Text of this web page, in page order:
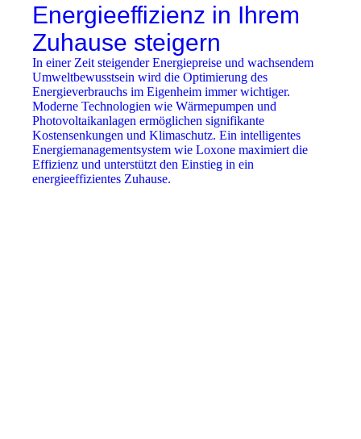
Energieeffizienz in Ihrem
Zuhause steigern
In einer Zeit steigender Energiepreise und wachsendem
Umweltbewusstsein wird die Optimierung des
Energieverbrauchs im Eigenheim immer wichtiger.
Moderne Technologien wie Wärmepumpen und
Photovoltaikanlagen ermöglichen signifikante
Kostensenkungen und Klimaschutz. Ein intelligentes
Energiemanagementsystem wie Loxone maximiert die
Effizienz und unterstützt den Einstieg in ein
energieeffizientes Zuhause.